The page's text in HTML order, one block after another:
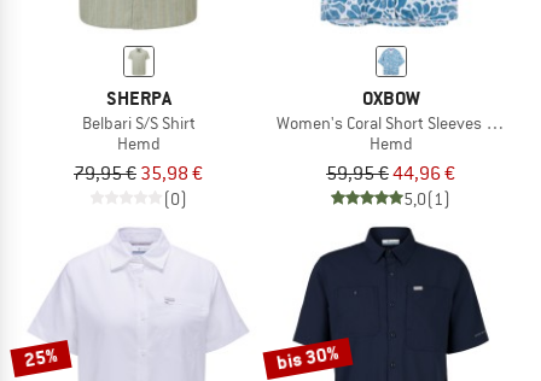
SHERPA
Belbari S/S Shirt
Hemd
79,95 € 35,98 €
(0)
OXBOW
Women's Coral Short Sleeves Shirt
Hemd
59,95 €44,96 €
5,0(1)
25% bis 30%